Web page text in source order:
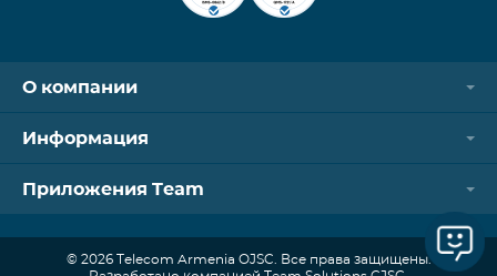
О компании
Информация
Приложения Team
© 2026 Telecom Armenia OJSC. Все права защищены.